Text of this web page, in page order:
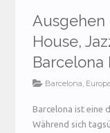
Ausgehen
House,
Barcelona, Europa
Barcelona ist eine
Während sich